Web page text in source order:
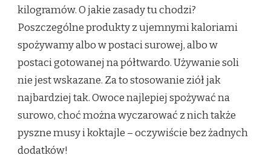
kilogramów. O jakie zasady tu chodzi?
Poszczególne produkty z ujemnymi kaloriami
spożywamy albo w postaci surowej, albo w
postaci gotowanej na półtwardo. Używanie soli
nie jest wskazane. Za to stosowanie ziół jak
najbardziej tak. Owoce najlepiej spożywać na
surowo, choć można wyczarować z nich także
pyszne musy i koktajle – oczywiście bez żadnych
dodatków!